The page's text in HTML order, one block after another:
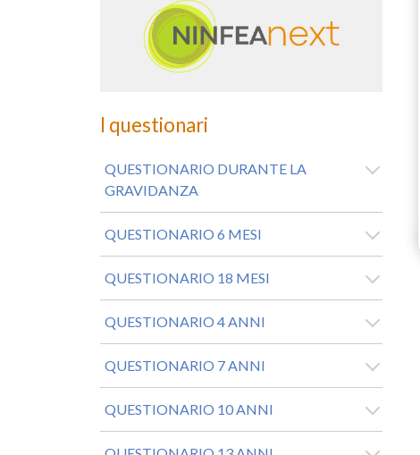
I questionari
QUESTIONARIO DURANTE LA
GRAVIDANZA
QUESTIONARIO 6 MESI
QUESTIONARIO 18 MESI
QUESTIONARIO 4 ANNI
QUESTIONARIO 7 ANNI
QUESTIONARIO 10 ANNI